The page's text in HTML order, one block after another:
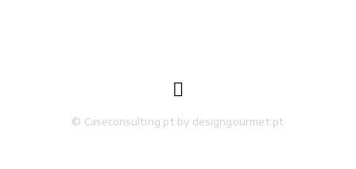

© Caseconsulting.pt by designgourmet.pt